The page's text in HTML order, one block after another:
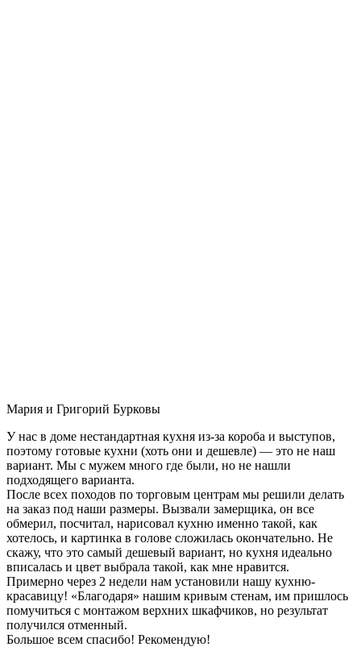
Мария и Григорий Бурковы
У нас в доме нестандартная кухня из-за короба и выступов,
поэтому готовые кухни (хоть они и дешевле) — это не наш
вариант. Мы с мужем много где были, но не нашли
подходящего варианта.
После всех походов по торговым центрам мы решили делать
на заказ под наши размеры. Вызвали замерщика, он все
обмерил, посчитал, нарисовал кухню именно такой, как
хотелось, и картинка в голове сложилась окончательно. Не
скажу, что это самый дешевый вариант, но кухня идеально
вписалась и цвет выбрала такой, как мне нравится.
Примерно через 2 недели нам установили нашу кухню-
красавицу! «Благодаря» нашим кривым стенам, им пришлось
помучиться с монтажом верхних шкафчиков, но результат
получился отменный.
Большое всем спасибо! Рекомендую!